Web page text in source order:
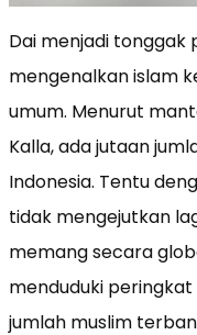
Dai menjadi
mengenalkan islam
umum. Menurut
Kalla, ada jutaan
Indonesia. Tentu
tidak mengejutkan
memang secara
menduduki
jumlah muslim